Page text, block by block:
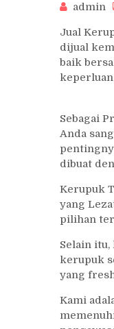
admin
Jual
dijual
baik
Sebagai
Anda
dibuat
Kerupuk
yang
pilihan
Selain
kerupuk
yang
Kami